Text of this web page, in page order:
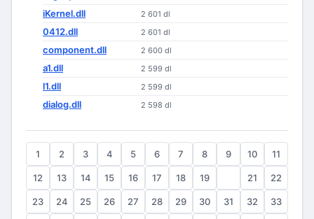
iKernel.dll 2 601 dl
0412.dll 2 601 dl
component.dll 2 600 dl
a1.dll 2 599 dl
l1.dll 2 599 dl
dialog.dll 2 598 dl
1 2 3 4 5 6 7 8 9 10 11
12 13 14 15 16 17 18 19 21 22
23 24 25 26 27 28 29 30 31 32 33